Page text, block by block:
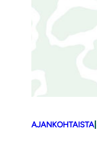
AJANKOHTAISTA|